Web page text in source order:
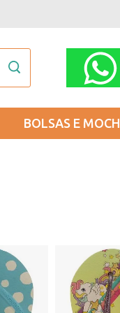
BOLSAS E